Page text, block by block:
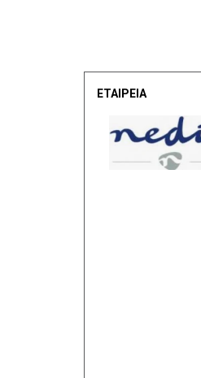
ΕΤΑΙΡΕΙΑ